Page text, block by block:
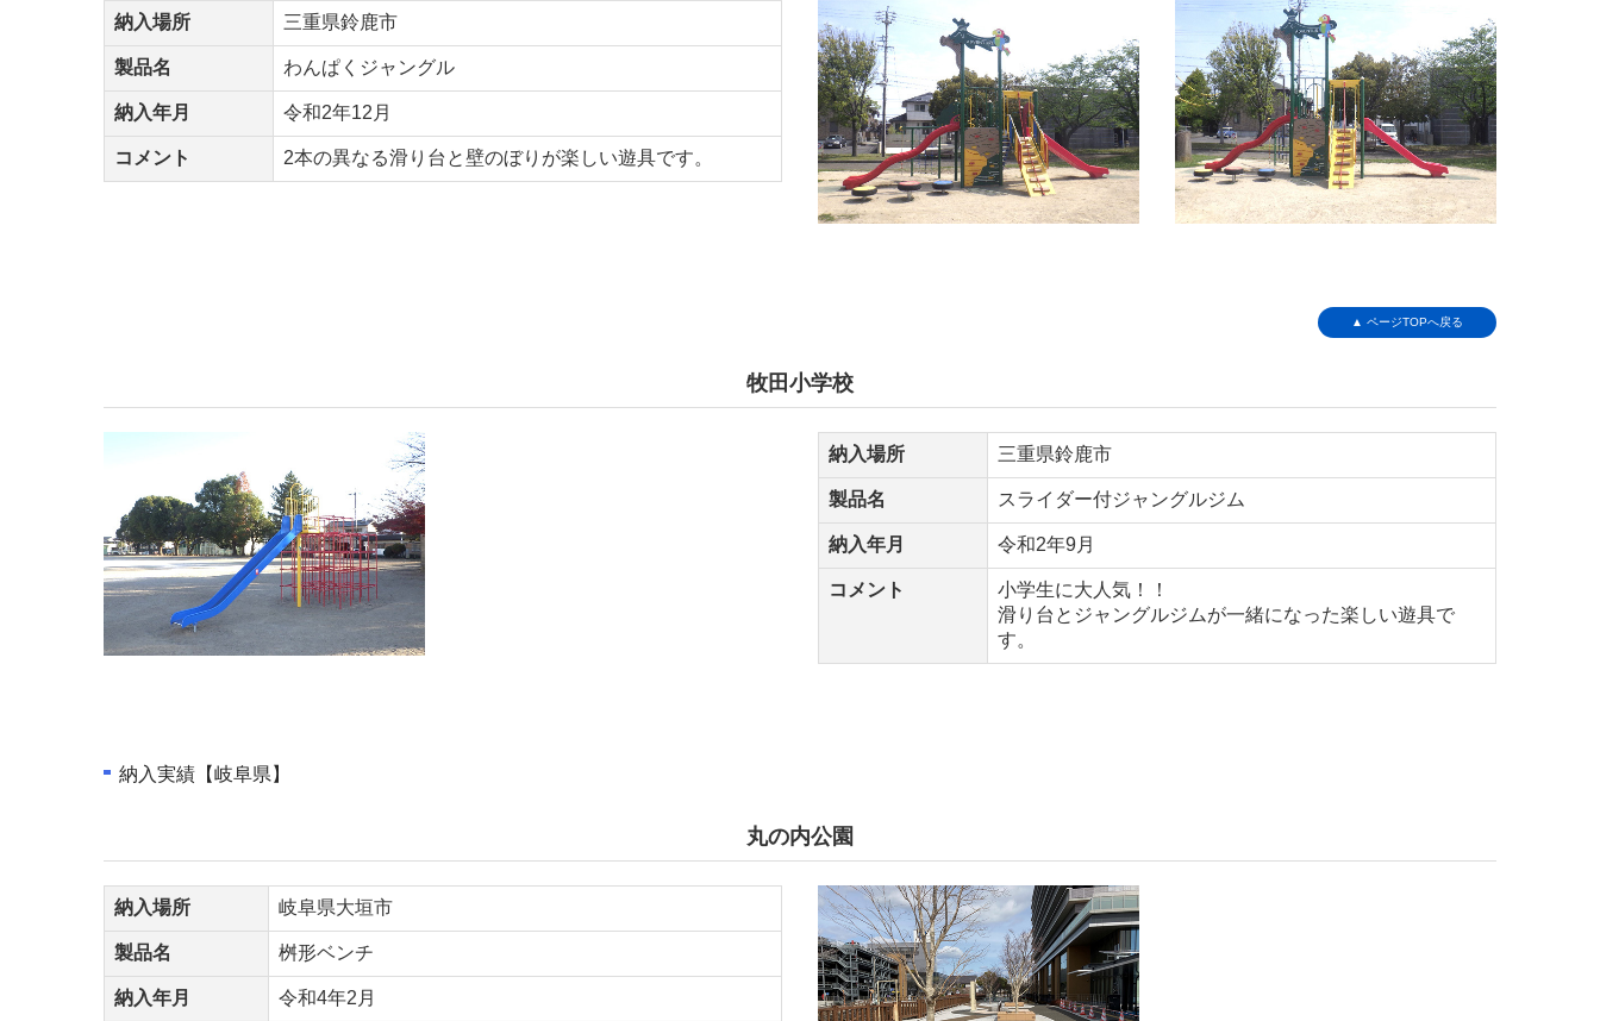
納入場所 三重県鈴鹿市
製品名 わんぱくジャングル
納入年月 令和2年12月
コメント 2本の異なる滑り台と壁のぼりが楽しい遊具です。
▲ ページTOPへ戻る
牧田小学校
納入場所 三重県鈴鹿市
製品名 スライダー付ジャングルジム
納入年月 令和2年9月
コメント
小学生に大人気！！
滑り台とジャングルジムが一緒になった楽しい遊具で
す。
納入実績【岐阜県】
丸の内公園
納入場所 岐阜県大垣市
製品名 桝形ベンチ
納入年月 令和4年2月